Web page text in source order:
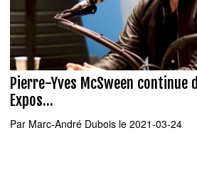
Pierre-Yves McSween continue
Expos...
Par Marc-André Dubois le 2021-03-24